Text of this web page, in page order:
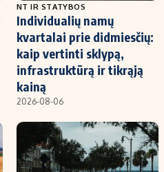
NT IR STATYBOS
Individualių namų
kvartalai prie didmiesčių:
kaip vertinti sklypą,
infrastruktūrą ir tikrąją
kainą
2026-08-06